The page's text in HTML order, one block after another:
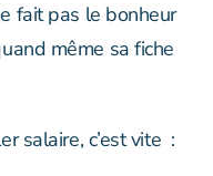
fait pas le bonheur
même sa fiche
salaire, c’est vite :